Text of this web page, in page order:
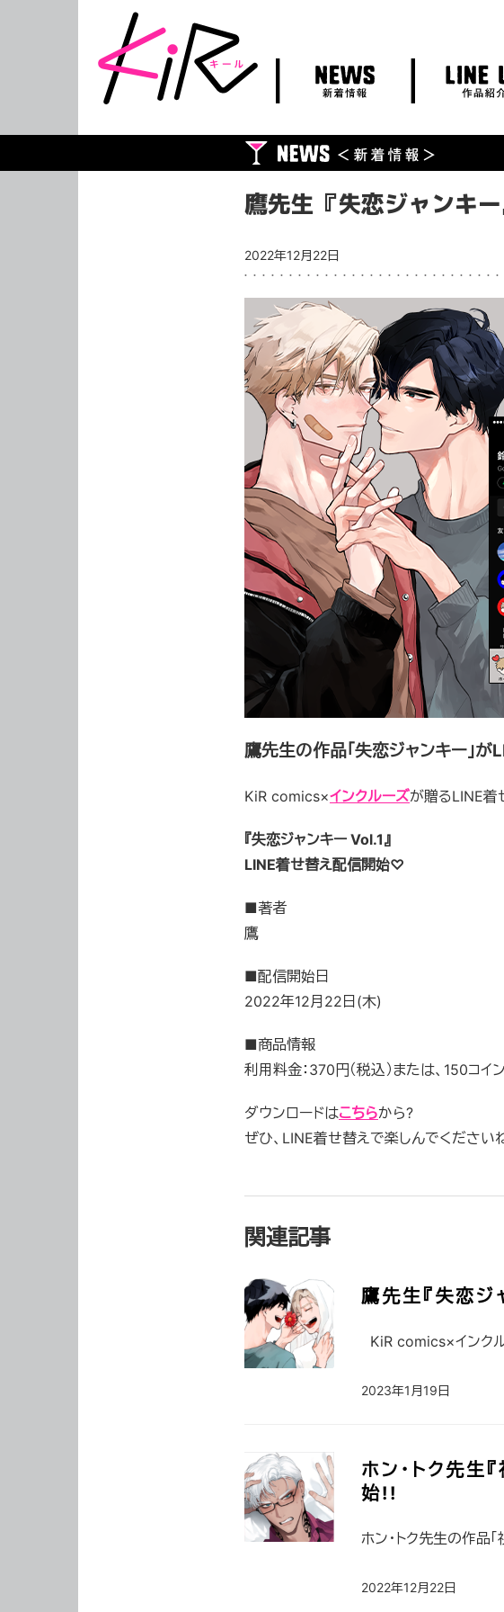
新着情報 作品紹介
鷹先生『失恋ジャンキ
2022年12月22日
鷹先生の作品「失恋ジャンキー」が
KiR comics×インクルーズが贈るLINE着
『失恋ジャンキー Vol.1』
LINE着せ替え配信開始♡
■著者
鷹
■配信開始日
2022年12月22日(木)
■商品情報
利用料金：370円（税込）または、150コイン
ダウンロードはこちらから?
ぜひ、LINE着せ替えで楽しんでください
関連記事
鷹先生『失恋
KiR comics×インク
2023年1月19日
ホン･トク先生
始!!
ホン・トク先生の作
2022年12月22日